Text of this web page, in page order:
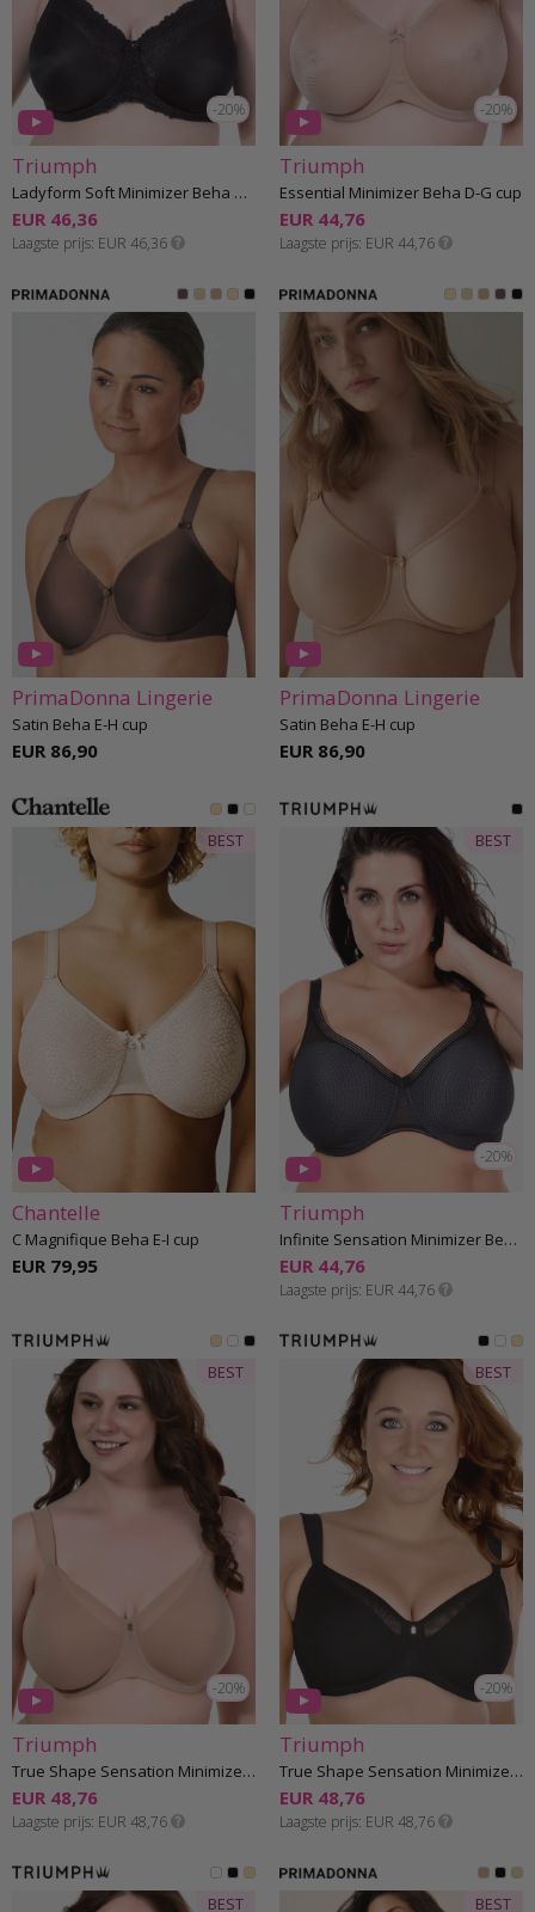
-20%
Triumph
Ladyform Soft Minimizer Beha D-H cup
EUR 46,36
Laagste prijs EUR 46,36
-20%
Triumph
Essential Minimizer Beha D-G cup
EUR 44,76
Laagste prijs EUR 44,76
PrimaDonna Lingerie
Satin Beha E-H cup
EUR 86,90
PrimaDonna Lingerie
Satin Beha E-H cup
EUR 86,90
BEST
Chantelle
C Magnifique Beha E-I cup
EUR 79,95
-20%
BEST
Triumph
Infinite Sensation Minimizer Beha D-G cup
EUR 44,76
Laagste prijs EUR 44,76
-20%
BEST
Triumph
True Shape Sensation Minimizer Beha D-G cup
EUR 48,76
Laagste prijs EUR 48,76
-20%
BEST
Triumph
True Shape Sensation Minimizer Beha D-G cup
EUR 48,76
Laagste prijs EUR 48,76
BEST BEST